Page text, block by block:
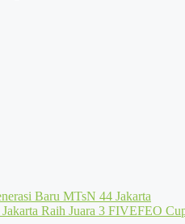
Baru MTsN 44 Jakarta